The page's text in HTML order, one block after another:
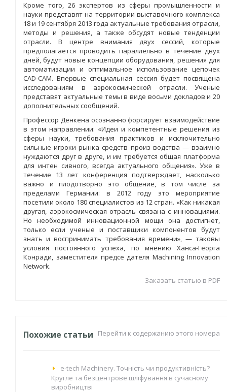
Кроме того, 26 экспертов из сферы промышленности и
науки представят на территории выставочного комплекса
18 и 19 сентября 2013 года актуальные требования отрасли,
методы и решения, а также обсудят новые тенденции
отрасли. В центре внимания двух сессий, которые
предполагается проводить параллельно в течение двух
дней, будут новые концепции оборудования, решения для
автоматизации и оптимальное использование цепочек
CAD-CAM. Впервые специальная сессия будет посвящена
исследованиям в аэрокосмической отрасли. Ученые
представят актуальные темы в виде восьми докладов и 20
дополнительных сообщений.
Профессор Денкена осознанно форсирует взаимодействие
в этом направлении: «Идеи и компетентные решения из
сферы науки, требования практиков и исключительно
сильные игроки рынка средств произ водства — взаимно
нуждаются друг в друге, и им требуется общая платформа
для интен сивного, всегда актуального общения». Уже в
течение 13 лет конференция подтверждает, насколько
важно и плодотворно это общение, в том числе за
пределами Германии: в 2012 году это мероприятие
посетили около 180 специалистов из 12 стран. «Как никакая
другая, аэрокосмическая отрасль связана с инновациями.
Но необходимой инновационной мощи она достигнет,
только если ученые и поставщики компонентов будут
знать и воспринимать требования времени», — таковы
условия постоянного успеха, по мнению Ханса-Георга
Конради, заместителя предсе дателя Machining Innovation
Network.
Заказать статью в PDF
Похожие статьи Перейти к содержанию этого номера
e-tech Machinery. Точність чи продуктивність?
Кругле та безцентрове шліфування в сучасному
виробництві